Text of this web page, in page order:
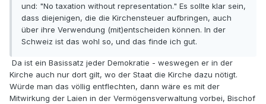
und: "No taxation without representation." Es sollte klar sein,
dass diejenigen, die die Kirchensteuer aufbringen, auch
über ihre Verwendung (mit)entscheiden können. In der
Schweiz ist das wohl so, und das finde ich gut.
Da ist ein Basissatz jeder Demokratie - weswegen er in der
Kirche auch nur dort gilt, wo der Staat die Kirche dazu nötigt.
Würde man das völlig entflechten, dann wäre es mit der
Mitwirkung der Laien in der Vermögensverwaltung vorbei, Bischof